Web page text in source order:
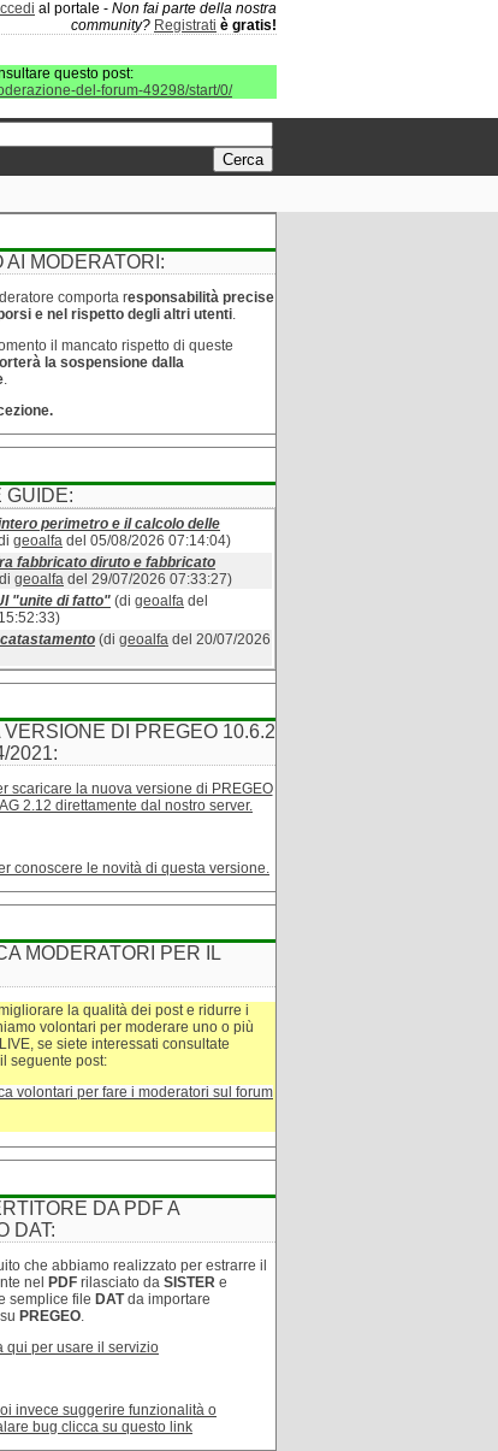
al portale - Non fai parte della nostra
community? Registrati è gratis!
questo post:
del-forum-49298/start/0/
AI MODERATORI:
comporta responsabilità precise
e nel rispetto degli altri utenti.
il mancato rispetto di queste
la sospensione dalla
.
GUIDE:
perimetro e il calcolo delle
geoalfa del 05/08/2026 07:14:04)
fabbricato diruto e fabbricato
geoalfa del 29/07/2026 07:33:27)
"unite di fatto" (di geoalfa del
(di geoalfa del 20/07/2026
VERSIONE DI PREGEO 10.6.2
2021:
scaricare la nuova versione di PREGEO
2.12 direttamente dal nostro server.
conoscere le novità di questa versione.
MODERATORI PER IL
la qualità dei post e ridurre i
volontari per moderare uno o più
se siete interessati consultate
seguente post:
volontari per fare i moderatori sul forum
DA PDF A
DAT:
che abbiamo realizzato per estrarre il
nel
PDF rilasciato da SISTER e
semplice file DATda importare
PREGEO.
qui per usare il servizio
invece suggerire funzionalità o
bug clicca su questo link